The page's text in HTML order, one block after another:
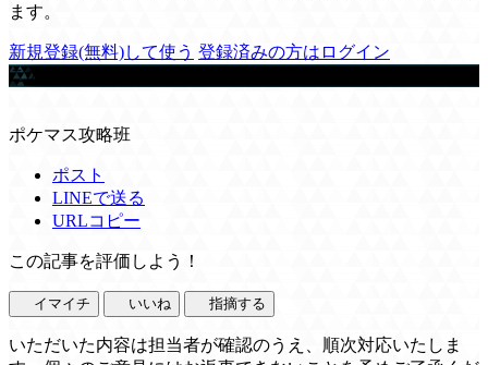
ます。
新規登録(無料)して使う 登録済みの方はログイン
この記事を書いた人
ポケマス攻略班
ポスト
LINEで送る
URLコピー
この記事を評価しよう！
イマイチ いいね 指摘する
いただいた内容は担当者が確認のうえ、順次対応いたしま